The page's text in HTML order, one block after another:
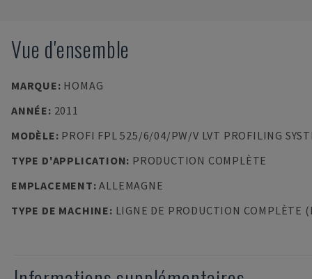
Vue d'ensemble
MARQUE: HOMAG
ANNÉE: 2011
MODÈLE: PROFI FPL 525/6/04/PW/V LVT PROFILING
TYPE D'APPLICATION: PRODUCTION COMPLÈTE
EMPLACEMENT:ALLEMAGNE
TYPE DE MACHINE: LIGNE DE PRODUCTION COMPLÈTE